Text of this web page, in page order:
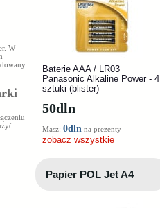
W
Baterie AAA / LR03
Panasonic Alkaline Power - 4
sztuki (blister)
50dln
Masz: 0dln na prezenty
zobacz wszystkie
Papier POL Jet A4